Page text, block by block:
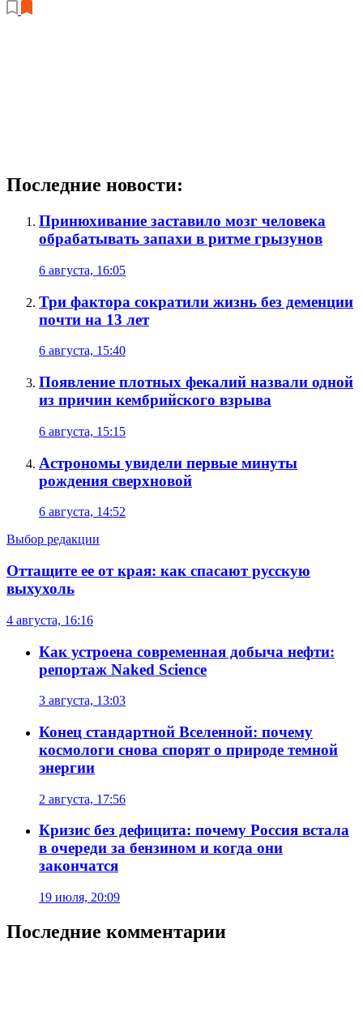
Последние новости:
Принюхивание заставило мозг человека
обрабатывать запахи в ритме грызунов
6 августа, 16:05
Три фактора сократили жизнь без деменции
почти на 13 лет
6 августа, 15:40
Появление плотных фекалий назвали одной
из причин кембрийского взрыва
6 августа, 15:15
Астрономы увидели первые минуты
рождения сверхновой
6 августа, 14:52
Выбор редакции
Оттащите ее от края: как спасают русскую
выхухоль
4 августа, 16:16
Как устроена современная добыча нефти:
репортаж Naked Science
3 августа, 13:03
Конец стандартной Вселенной: почему
космологи снова спорят о природе темной
энергии
2 августа, 17:56
Кризис без дефицита: почему Россия встала
в очереди за бензином и когда они
закончатся
19 июля, 20:09
Последние комментарии